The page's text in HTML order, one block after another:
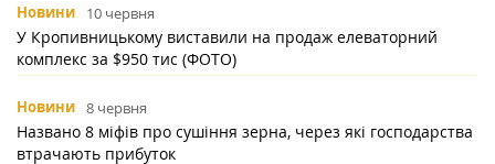
Новини 10 червня
У Кропивницькому виставили на продаж елеваторний
комплекс за $950 тис (ФОТО)
Новини 8 червня
Названо 8 міфів про сушіння зерна, через які господарства
втрачають прибуток